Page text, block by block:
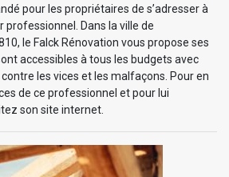
pour les propriétaires de s’adresser à
Dans la ville de
le Falck Rénovation vous propose ses
accessibles à tous les budgets avec
les vices et les malfaçons. Pour en
de ce professionnel et pour lui
son site internet.